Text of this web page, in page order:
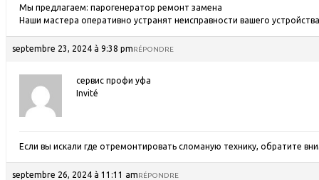
Мы предлагаем: парогенератор ремонт замена
Наши мастера оперативно устранят неисправности вашего
septembre 23, 2024 à 9:38 pmRÉPONDRE
сервис профи уфа
Invité
Если вы искали где отремонтировать сломаную технику, обратите
septembre 26, 2024 à 11:11 amRÉPONDRE